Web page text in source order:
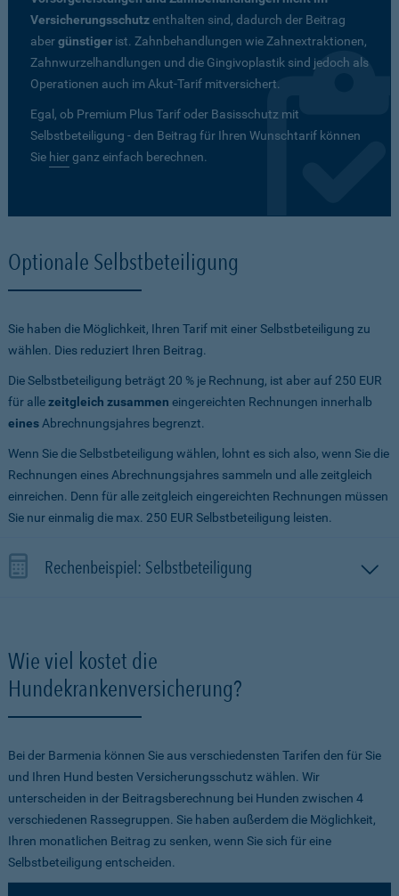
Versicherungsschutzenthalten sind, dadurch der Beitrag
abergünstiger ist. Zahnbehandlungen wie Zahnextraktionen,
Zahnwurzelhandlungen und die Gingivoplastik sind jedoch als
Operationen auch im Akut-Tarif mitversichert.
Egal, ob Premium Plus Tarif oder Basisschutz mit
Selbstbeteiligung - den Beitrag für Ihren Wunschtarif können
Sie hierganz einfach berechnen.
Optionale Selbstbeteiligung
Sie haben die Möglichkeit, Ihren Tarif mit einer Selbstbeteiligung zu
wählen. Dies reduziert Ihren Beitrag.
Die Selbstbeteiligung beträgt 20 % je Rechnung, ist aber auf 250 EUR
für allezeitgleich zusammen eingereichten Rechnungen innerhalb
eines Abrechnungsjahres begrenzt.
Wenn Sie die Selbstbeteiligung wählen, lohnt es sich also, wenn Sie die
Rechnungen eines Abrechnungsjahres sammeln und alle zeitgleich
einreichen. Denn für alle zeitgleich eingereichten Rechnungen müssen
Sie nur einmalig die max. 250 EUR Selbstbeteiligung leisten.
Rechenbeispiel: Selbstbeteiligung
Wie viel kostet die
Hundekrankenversicherung?
Bei der Barmenia können Sie aus verschiedensten Tarifen den für Sie
und Ihren Hund besten Versicherungsschutz wählen. Wir
unterscheiden in der Beitragsberechnung bei Hunden zwischen 4
verschiedenen Rassegruppen. Sie haben außerdem die Möglichkeit,
Ihren monatlichen Beitrag zu senken, wenn Sie sich für eine
Selbstbeteiligung entscheiden.